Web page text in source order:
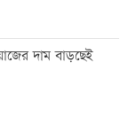
ব্র্যাকে নিয়োগ
দাম বাড়ছেই